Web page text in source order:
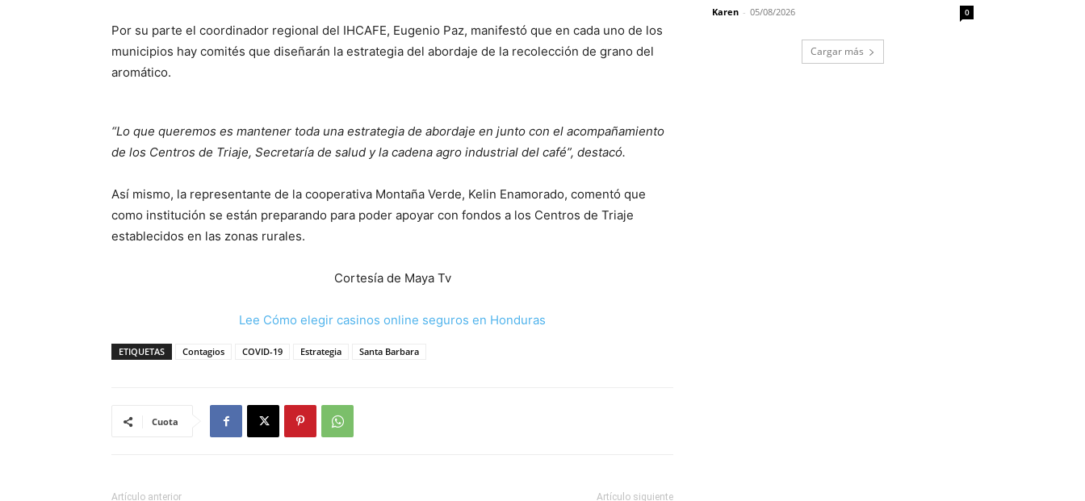
Por su parte el coordinador regional del IHCAFE, Eugenio Paz, manifestó que en cada uno de los
municipios hay comités que diseñarán la estrategia del abordaje de la recolección de grano del
aromático.
“Lo que queremos es mantener toda una estrategia de abordaje en junto con el acompañamiento
de los Centros de Triaje, Secretaría de salud y la cadena agro industrial del café”, destacó.
Así mismo, la representante de la cooperativa Montaña Verde, Kelin Enamorado, comentó que
como institución se están preparando para poder apoyar con fondos a los Centros de Triaje
establecidos en las zonas rurales.
Cortesía de Maya Tv
Lee Cómo elegir casinos online seguros en Honduras
ETIQUETAS Contagios COVID-19 Estrategia Santa Barbara
Cuota
Artículo anterior Artículo siguiente
Karen - 05/08/2026 0
Cargar más